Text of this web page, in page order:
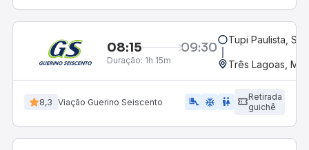
08:15 09:30
Duração: 1h 15m
Tupi Paulista, SP
Três Lagoas, MS
8,3 Viação Guerino Seiscento airline_seat_legroom_extra ac_unit WC
Retirada
guichê